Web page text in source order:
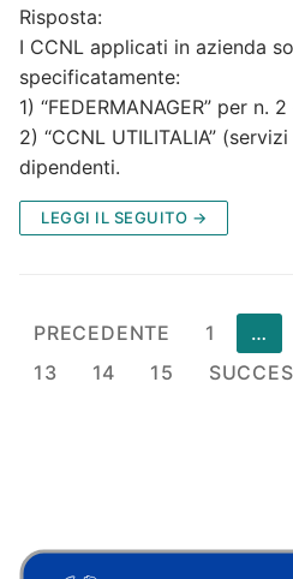
Risposta:
I CCNL applicati in azienda
specificatamente:
1) “FEDERMANAGER” per n.
2) “CCNL UTILITALIA”
dipendenti.
LEGGI IL SEGUITO →
Paginazione
degli
PRECEDENTE 1 …
13
14 15